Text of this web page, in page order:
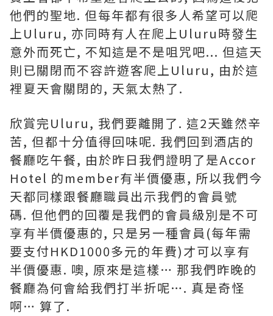
他們的聖地. 但每年都有很多人希望可以爬
上Uluru, 亦同時有人在爬上Uluru時發生
意外而死亡, 不知這是不是咀咒吧... 但這天
則已關閉而不容許遊客爬上Uluru, 由於這
裡夏天會關閉的, 天氣太熱了.
欣賞完Uluru, 我們要離開了. 這2天雖然辛
苦, 但都十分值得回味呢. 我們回到酒店的
餐廳吃午餐, 由於昨日我們證明了是Accor
Hotel 的member有半價優惠, 所以我們今
天都同樣跟餐廳職員出示我們的會員號
碼. 但他們的回覆是我們的會員級別是不可
享有半價優惠的, 只是另一種會員 (每年需
要支付HKD1000多元的年費)才可以享有
半價優惠. 噢, 原來是這樣… 那我們昨晚的
餐廳為何會給我們打半折呢…. 真是奇怪
啊… 算了.